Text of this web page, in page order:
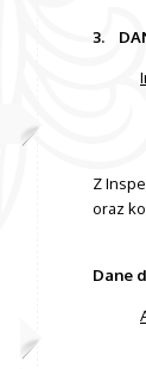
3.
Z
oraz
Dane